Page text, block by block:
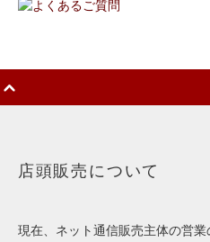
店頭販売について
現在、ネット通信販売主体の営業